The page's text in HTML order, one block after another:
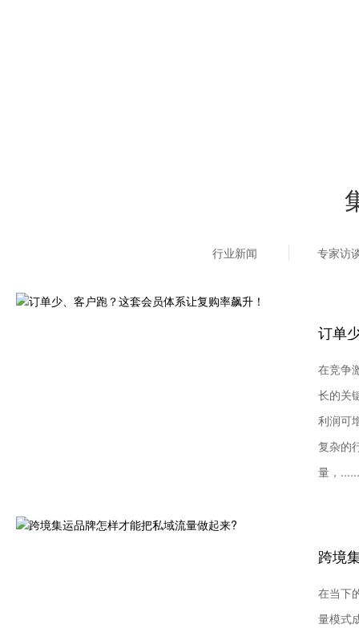
行业新闻 专家访
在竞争
长的关
利润可
复杂的
量，......
在当下
量模式